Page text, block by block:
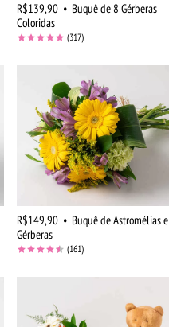
R$139,90 • Buquê de 8 Gérberas
Coloridas
(317)
R$149,90 • Buquê de Astromélias e
Gérberas
(161)